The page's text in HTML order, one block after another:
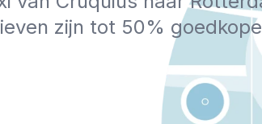
zijn tot 50%